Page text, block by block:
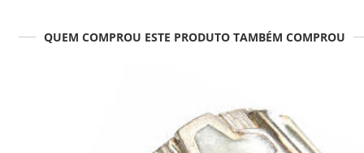
QUEM COMPROU ESTE PRODUTO TAMBÉM COMPROU